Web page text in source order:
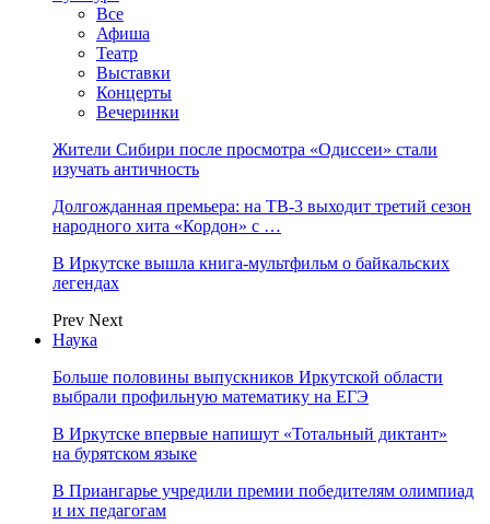
Все
Афиша
Театр
Выставки
Концерты
Вечеринки
Жители Сибири после просмотра «Одиссеи» стали
изучать античность
Долгожданная премьера: на ТВ-3 выходит третий сезон
народного хита «Кордон» с …
В Иркутске вышла книга-мультфильм о байкальских
легендах
Prev Next
Наука
Больше половины выпускников Иркутской области
выбрали профильную математику на ЕГЭ
В Иркутске впервые напишут «Тотальный диктант»
на бурятском языке
В Приангарье учредили премии победителям олимпиад
и их педагогам